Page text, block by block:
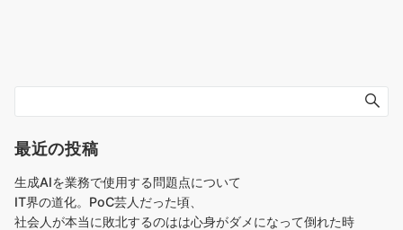
最近の投稿
生成AIを業務で使用する問題点について
IT界の道化。PoC芸人だった頃、
社会人が本当に敗北するのはは心身がダメになって倒れた時